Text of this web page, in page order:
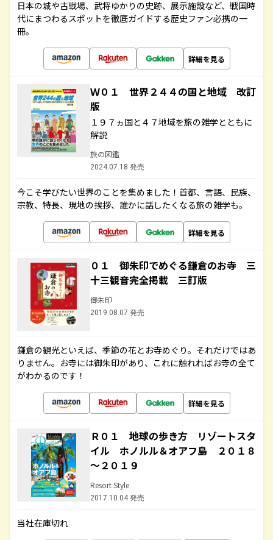
日本の城や古戦場、武将ゆかりの史跡、展示施設など、戦国時
代にまつわるスポットを徹底ガイドする歴史ファン必携の一
冊。
詳細を見る
Ｗ０１ 世界２４４の国と地域 改訂
版
１９７ヵ国と４７地域を旅の雑学とともに
解説
旅の図鑑
2024.07.18 発売
今こそ学びたい世界のことを集めました！首都、言語、民族、
宗教、特長、現地の挨拶、誰かに話したくなる旅の雑学も。
詳細を見る
０１ 御朱印でめぐる鎌倉のお寺 三
十三観音完全掲載 三訂版
御朱印
2019.08.07 発売
鎌倉の観光といえば、季節の花とお寺めぐり。それだけではあ
りません。お寺には御朱印があり、これに触れればお寺の全て
がわかるのです！
詳細を見る
Ｒ０１ 地球の歩き方 リゾートスタ
イル ホノルル＆オアフ島 ２０１８
～２０１９
Resort Style
2017.10.04 発売
当社在庫切れ